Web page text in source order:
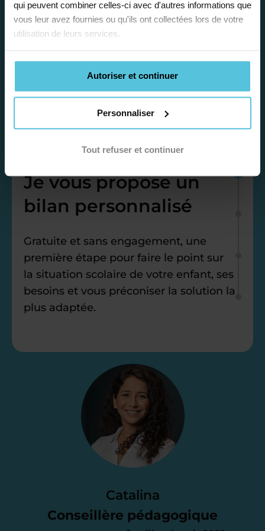
qui peuvent combiner celles-ci avec d'autres informations que
vous leur avez fournies ou qu'ils ont collectées lors de votre
utilisation de leurs services.
Autoriser et continuer
Personnaliser
Tout refuser et continuer
Catalina
Conseillère pédagogique
Je vous propose un
bilan personnalisé
Gratuite et sans engagement, une
première étape pour faire le point sur
la situation scolaire de votre enfant, ses
besoins et vous préconiser la solution la
plus adaptée.
Étape 2
Je vous envoie une
proposition
d’accompagnement
parfait. À partir de maintenant nous
nous occupons de tout.